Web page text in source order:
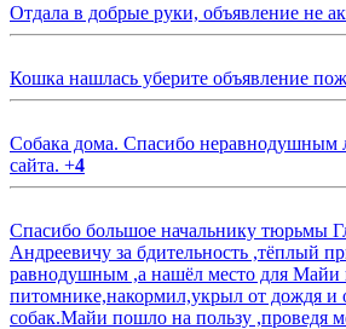
Отдала в добрые руки, объявление не
Кошка нашлась уберите объявление
Собака дома. Спасибо неравнодушным
сайта. +4
Спасибо большое начальнику тюрьмы
Андреевичу за бдительность ,тёплый
равнодушным ,а нашёл место для Майи
питомнике,накормил,укрыл от дождя и
собак.Майи пошло на пользу ,проведя